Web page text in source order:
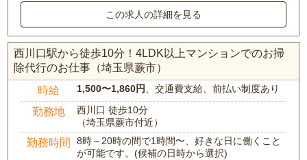
この求人の詳細を見る
西川口駅から徒歩10分！4LDK以上マンションでのお掃
除代行のお仕事（埼玉県蕨市）
時給 1,500〜1,860円、交通費支給、前払い制度あり
勤務地
西川口 徒歩10分
（埼玉県蕨市付近）
勤務時間
8時～20時の間で1時間〜、好きな日に働くこと
が可能です。(候補の日時から選択)